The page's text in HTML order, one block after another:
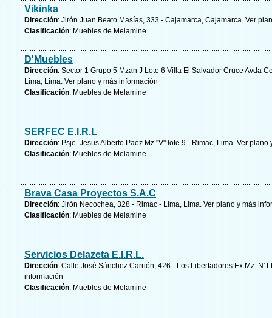
Vikinka
Dirección: Jirón Juan Beato Masías, 333 - Cajamarca, Cajamarca. Ver
Clasificación: Muebles de Melamine
D'Muebles
Dirección: Sector 1 Grupo 5 Mzan J Lote 6 Villa El Salvador Cruce Avda
Lima, Lima. Ver plano y más información
Clasificación: Muebles de Melamine
SERFEC E.I.R.L
Dirección: Psje. Jesus Alberto Paez Mz "V" lote 9 - Rimac, Lima. Ver plano
Clasificación: Muebles de Melamine
Brava Casa Proyectos S.A.C
Dirección: Jirón Necochea, 328 - Rimac - Lima, Lima. Ver plano y más
Clasificación: Muebles de Melamine
Servicios Delazeta E.I.R.L.
Dirección: Calle José Sánchez Carrión, 426 - Los Libertadores Ex Mz. N'
información
Clasificación: Muebles de Melamine